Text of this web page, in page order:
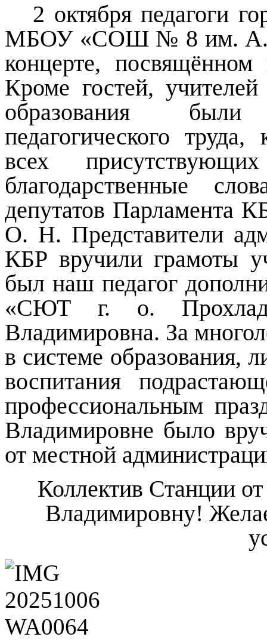
2 октября педагоги
МБОУ «СОШ № 8 им. А.
концерте,
Кроме гостей, учителей
образования
педагогического
всех
благодарственные
депутатов Парламента
О. Н. Представители
КБР вручили грамоты
был наш педагог
«СЮТ г. о.
Владимировна. За
в системе образования,
воспитания
профессиональным
Владимировне было
от местной
Коллектив Станции
Владимировну!